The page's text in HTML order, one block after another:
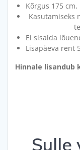
Kõrgus 175
Kasutamiseks
Ei sisalda
Lisapäeva rent
Hinnale lisandub
Sulle